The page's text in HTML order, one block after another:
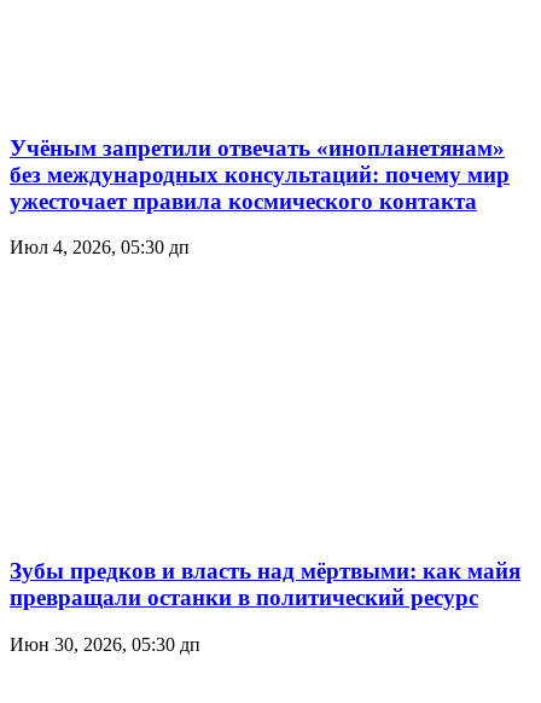
Учёным запретили отвечать «инопланетянам»
без международных консультаций: почему мир
ужесточает правила космического контакта
Июл 4, 2026, 05:30 дп
Зубы предков и власть над мёртвыми: как майя
превращали останки в политический ресурс
Июн 30, 2026, 05:30 дп